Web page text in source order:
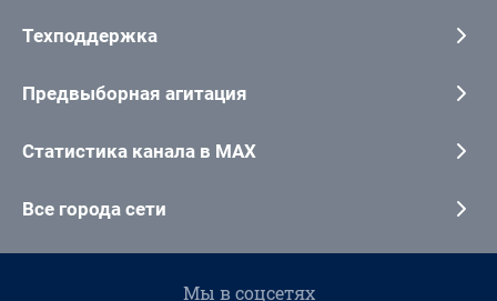
Техподдержка
Предвыборная агитация
Статистика канала в MAX
Все города сети
Мы в соцсетях